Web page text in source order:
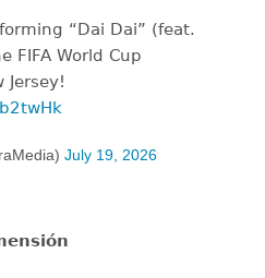
“Dai Dai” (feat.
FIFA World Cup
Jersey!
July 19, 2026